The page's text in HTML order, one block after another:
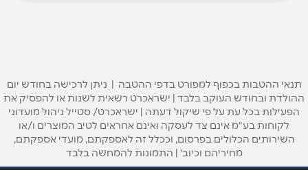
טלפון*
אימייל*
תנאי ההטבות בכפוף למפורט בדפי ההטבה | ניתן לרכישה בחודש יום
ההולדת ובחודש העוקב בלבד | ישראכרט רשאית לשנות או להפסיק את
הפעילות בכל עת על פי שיקול דעתה | ישראכרט/ סטייל ניהול מועדוני
לקוחות בע"מ אינם צד לעסקה ואינם אחראים לטיב המוצרים ו/או
השירותים הכלולים בפרסום, וככלל זה לאספקתם, מועדי אספקתם,
מחיריהם וכיוב' | התמונות להמחשה בלבד